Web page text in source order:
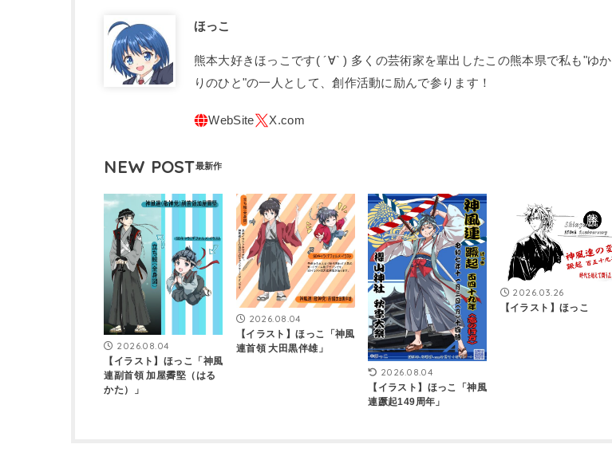
ほっこ
熊本大好きほっこです( ´∀` ) 多くの芸術家を輩出したこの熊本県で私も"ゆか
りのひと"の一人として、創作活動に励んで参ります！
NEW POST
2026.08.04
【イラスト】ほっこ「神風
連副首領 加屋霽堅（はる
かた）」
2026.08.04
【イラスト】ほっこ「神風
連首領 大田黒伴雄」
2026.08.04
【イラスト】ほっこ「神風
連蹶起149周年」
2026.03.26
【イラスト】ほっこ